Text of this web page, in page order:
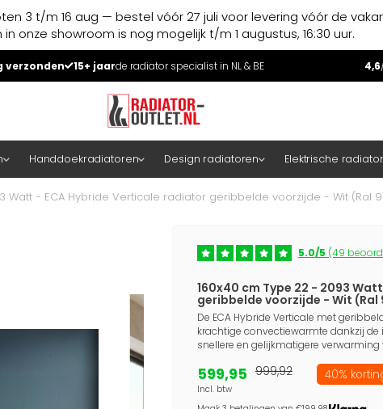
3 t/m 16 aug — bestel vóór 27 juli voor levering vóór de
in onze showroom is nog mogelijk t/m 1 augustus, 16:30 uur.
verzonden 15+ jaarde radiator specialist in NL & BE 4,6
Handdoekradiatoren Design radiatoren Elektrische
Watt - ECA Hybride Verticale radiator geribbelde voorzijde - Wit (Ral
5.0/5 (49
160x40 cm Type 22 - 2093
geribbelde voorzijde - Wit (Ral
De ECA Hybride Verticale met
krachtige convectiewarmte dankzij
snellere en gelijkmatigere
599,95
Incl. btw
999,92 40%